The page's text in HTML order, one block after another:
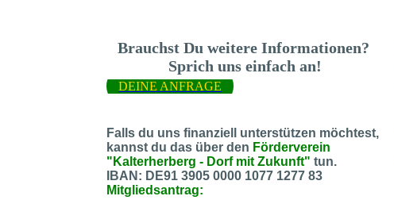
Brauchst Du weitere Informationen?
Sprich uns einfach an!
DEINE ANFRAGE
Falls du uns finanziell unterstützen möchtest,
kannst du das über den Förderverein
"Kalterherberg - Dorf mit Zukunft" tun.
IBAN: DE91 3905 0000 1077 1277 83
Mitgliedsantrag: